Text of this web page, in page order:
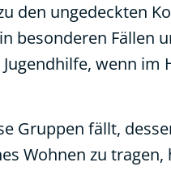
den ungedeckten
besonderen Fällen
Jugendhilfe, wenn
Gruppen fällt,
Wohnen zu